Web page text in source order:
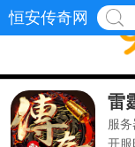
恒安传奇网